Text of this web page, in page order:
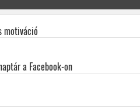
motiváció
a Facebook-on